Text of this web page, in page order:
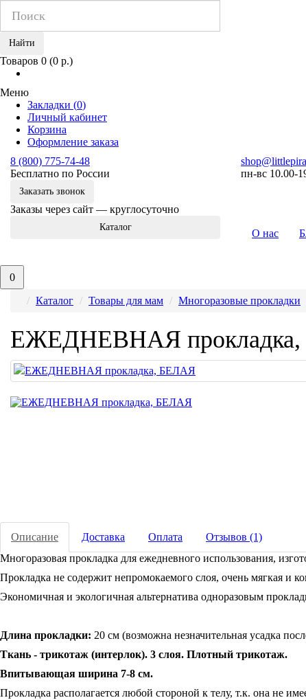
Найти
Товаров 0 (0 р.)
Меню
Закладки (0)
Личный кабинет
Корзина
Оформление заказа
8 (800) 775-74-48
Бесплатно по России
Заказать звонок
Заказы через сайт — круглосуточно
пн-вс 10.00-
О нас
Каталог
0
Каталог Товары для мам Многоразовые прокладки
ЕЖЕДНЕВНАЯ
Описание
Доставка Оплата
Отзывов (1)
Многоразовая прокладка для ежедневного использования,
Прокладка не содержит непромокаемого слоя, очень мягкая и
Экономичная и экологичная альтернатива одноразовым
Длина прокладки: 20 см (возможна незначительная усадка
Ткань - трикотаж (интерлок). 3 слоя. Плотный трикотаж.
Впитывающая ширина 7-8 см.
Прокладка располагается любой стороной к телу, т.к. она не